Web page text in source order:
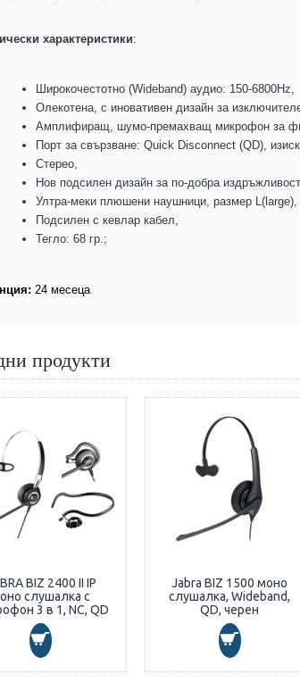
характеристики:
Широкочестотно (Wideband) аудио: 150-6800Hz,
Олекотена, с иновативен дизайн за
Амплифиращ, шумо-премахващ микрофон за
Порт за свързване: Quick Disconnect (QD),
Стерео,
Нов подсилен дизайн за по-добра издръжливост,
Ултра-меки плюшени наушници, размер L(large),
Подсилен с кевлар кабел,
Тегло: 68 гр.;
24 месеца
продукти
BIZ 2400 II IP
слушалка с
3 в 1, NC, QD
Jabra BIZ 1500 моно
слушалка, Wideband,
QD, черен